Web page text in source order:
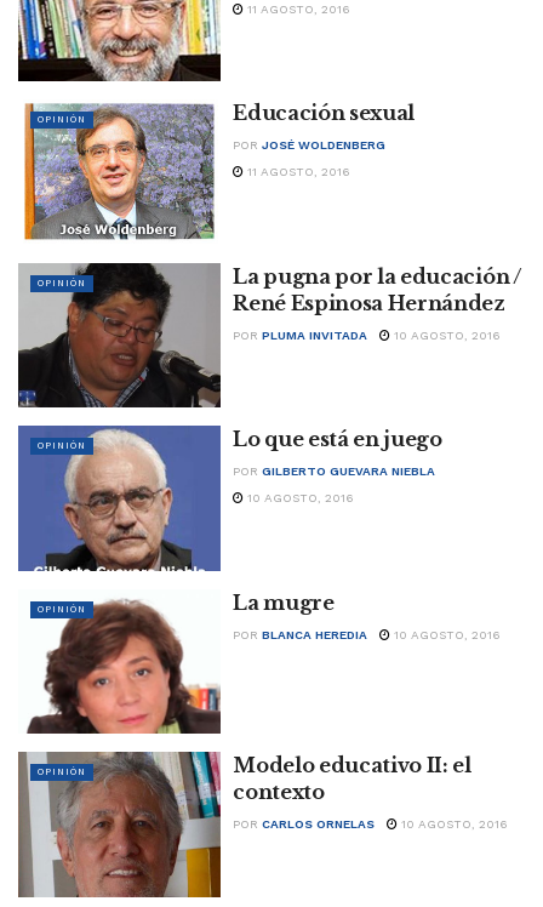
11 AGOSTO, 2016
OPINIÓN Educación sexual
POR JOSÉ WOLDENBERG
11 AGOSTO, 2016
OPINIÓN
La pugna por la educación /
René Espinosa Hernández
POR PLUMA INVITADA 10 AGOSTO, 2016
OPINIÓN Lo que está en juego
POR GILBERTO GUEVARA NIEBLA
10 AGOSTO, 2016
OPINIÓN La mugre
POR BLANCA HEREDIA 10 AGOSTO, 2016
OPINIÓN
Modelo educativo II: el
contexto
POR CARLOS ORNELAS 10 AGOSTO, 2016